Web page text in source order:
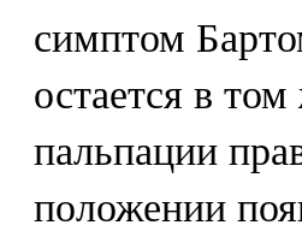
симптом
остается в
пальпации
положении